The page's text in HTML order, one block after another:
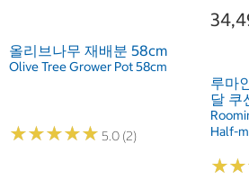
올리브나무 재배분 58cm
Olive Tree Grower Pot 58cm
★★★★★
★★★★★ 5.0 (2)
루마
달 쿠
Half-
★★
★★